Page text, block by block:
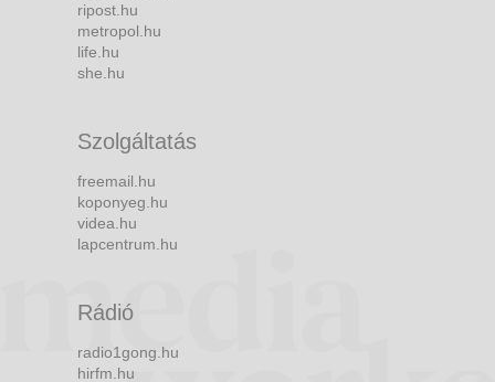
ripost.hu
metropol.hu
life.hu
she.hu
Szolgáltatás
freemail.hu
koponyeg.hu
videa.hu
lapcentrum.hu
Rádió
radio1gong.hu
hirfm.hu